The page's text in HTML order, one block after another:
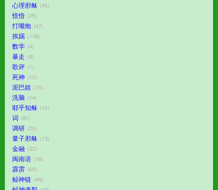
心理邪稣 45
怪悟 25
打嘴炮 47
挨踢 118
数学 4
暴走 8
歌评 1
死神 12
泥巴娃 15
洗脑 14
耶乎知稣 15
词 81
调研 20
量子邪稣 13
金融 32
闽南语 16
霹雳 65
鲸神链 48